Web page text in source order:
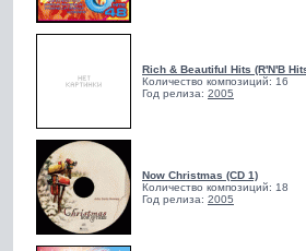
Rich & Beautiful Hits (R'N'B
Количество композиций: 16
Год релиза: 2005
Now Christmas (CD 1)
Количество композиций: 18
Год релиза: 2005